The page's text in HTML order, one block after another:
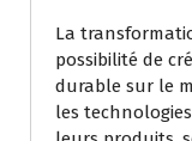
La
possibilité de
durable sur le
les